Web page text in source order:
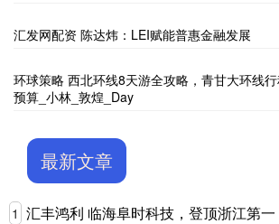
汇发网配资 陈达炜：LEI赋能普惠金融发展
环球策略 西北环线8天游全攻略，青甘大环线
预算_小林_敦煌_Day
最新文章
1 汇丰鸿利 临海阜时科技，登顶浙江第一